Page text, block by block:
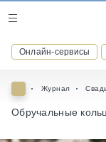
Онлайн-сервисы
Журнал
Обручальные